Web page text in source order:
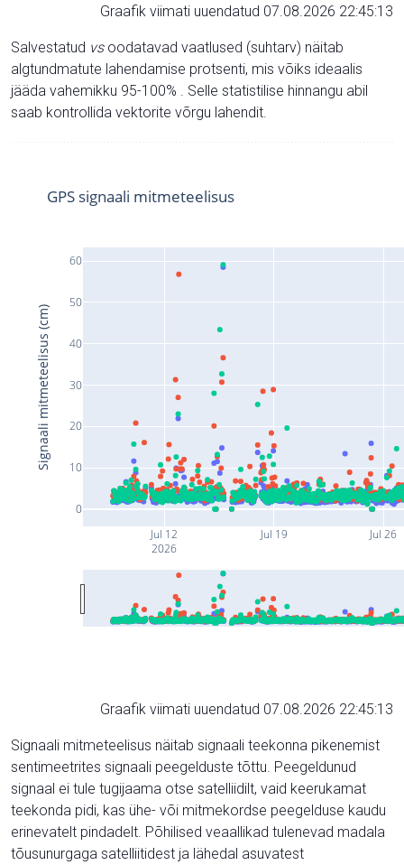
Graafik viimati uuendatud 07.08.2026 22:45:13
Salvestatud vsoodatavad vaatlused (suhtarv) näitab
algtundmatute lahendamise protsenti, mis võiks ideaalis
jääda vahemikku 95-100% . Selle statistilise hinnangu abil
saab kontrollida vektorite võrgu lahendit.
Jul 12
2026
Jul 19 Jul 26
0
10
20
30
40
50
60
GPS signaali mitmeteelisus
Signaali mitmeteelisus (cm)
Graafik viimati uuendatud 07.08.2026 22:45:13
Signaali mitmeteelisus näitab signaali teekonna pikenemist
sentimeetrites signaali peegelduste tõttu. Peegeldunud
signaal ei tule tugijaama otse satelliidilt, vaid keerukamat
teekonda pidi, kas ühe- või mitmekordse peegelduse kaudu
erinevatelt pindadelt. Põhilised veaallikad tulenevad madala
tõusunurgaga satelliitidest ja lähedal asuvatest